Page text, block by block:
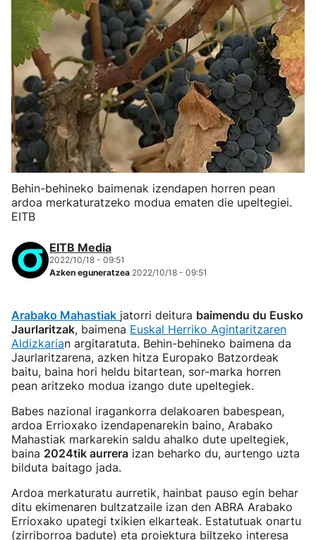
Behin-behineko baimenak izendapen horren pean
ardoa merkaturatzeko modua ematen die upeltegiei.
EITB
EITB Media
2022/10/18 - 09:51
Azken eguneratzea 2022/10/18 - 09:51
Arabako Mahastiak jatorri deitura baimendu du Eusko
Jaurlaritzak, baimena Euskal Herriko Agintaritzaren
Aldizkarian argitaratuta. Behin-behineko baimena da
Jaurlaritzarena, azken hitza Europako Batzordeak
baitu, baina hori heldu bitartean, sor-marka horren
pean aritzeko modua izango dute upeltegiek.
Babes nazional iragankorra delakoaren babespean,
ardoa Errioxako izendapenarekin baino, Arabako
Mahastiak markarekin saldu ahalko dute upeltegiek,
baina 2024tik aurrera izan beharko du, aurtengo uzta
bilduta baitago jada.
Ardoa merkaturatu aurretik, hainbat pauso egin behar
ditu ekimenaren bultzatzaile izan den ABRA Arabako
Errioxako upategi txikien elkarteak. Estatutuak onartu
(zirriborroa badute) eta proiektura biltzeko interesa